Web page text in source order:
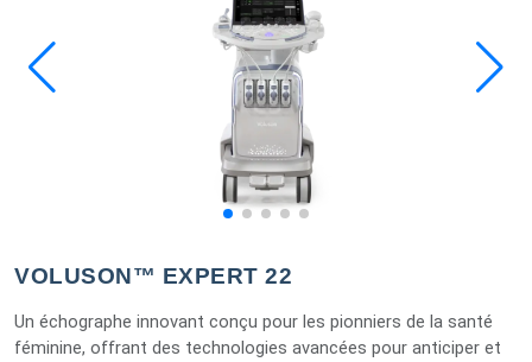
VOLUSON™ EXPERT 22
Un échographe innovant conçu pour les pionniers de la santé
féminine, offrant des technologies avancées pour anticiper et